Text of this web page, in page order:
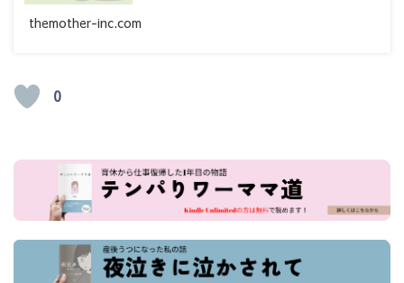
themother-inc.com
0